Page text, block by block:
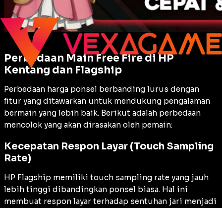
Perbedaan Main Free Fire di HP
Kentang dan Flagship
Perbedaan harga ponsel berbanding lurus dengan
fitur yang ditawarkan untuk mendukung pengalaman
bermain yang lebih baik. Berikut adalah perbedaan
mencolok yang akan dirasakan oleh pemain:
Kecepatan Respon Layar (Touch Sampling
Rate)
HP Flagship memiliki touch sampling rate yang jauh
lebih tinggi dibandingkan ponsel biasa. Hal ini
membuat respon layar terhadap sentuhan jari menjadi